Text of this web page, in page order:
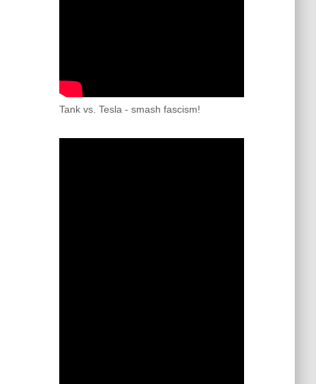
Tank vs. Tesla - smash fascism!